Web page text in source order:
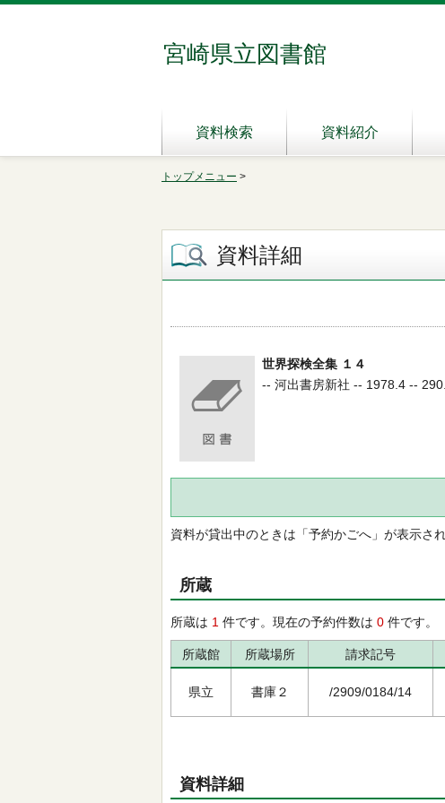
宮崎県立図書館
資料検索 資料紹介
トップメニュー >
資料詳細
世界探検全集 １４
-- 河出書房新社 -- 1978.4 --
資料が貸出中のときは「予約かごへ」が表示さ
所蔵
所蔵は 1 件です。現在の予約件数は 0 件です。
所蔵館 所蔵場所 請求記号
県立 書庫２ /2909/0184/14
資料詳細